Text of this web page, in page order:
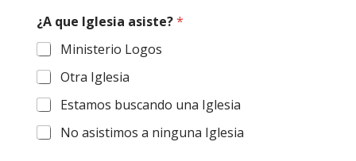
¿A que Iglesia asiste?*
Ministerio Logos
Otra Iglesia
Estamos buscando una Iglesia
No asistimos a ninguna Iglesia